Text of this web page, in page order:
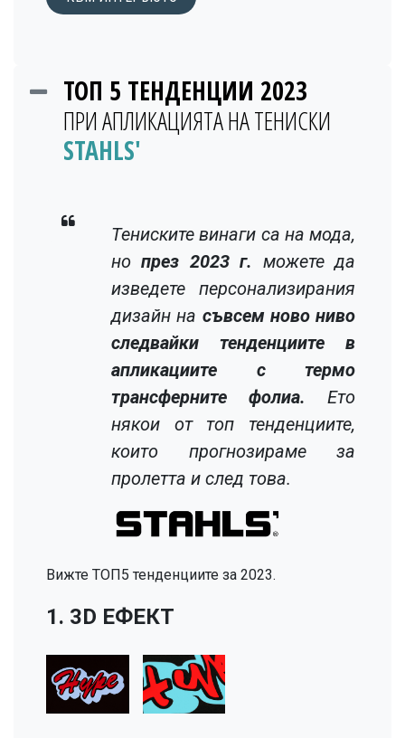
ТОП 5 ТЕНДЕНЦИИ 2023
ПРИ АПЛИКАЦИЯТА НА ТЕНИСКИ
STAHLS'
Тениските винаги са на мода,
нопрез 2023 г. можете да
изведете персонализирания
дизайн на съвсем ново ниво
следвайки тенденциите в
апликациите с термо
трансферните фолиа. Ето
някои от топ тенденциите,
които прогнозираме за
пролетта и след това.
Вижте ТОП5 тенденциите за 2023.
1. 3D ЕФЕКТ